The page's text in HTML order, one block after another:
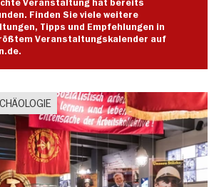
Veranstaltung hat bereits
Finden Sie viele weitere
Tipps und Empfehlungen in
Veranstaltungskalender auf